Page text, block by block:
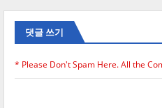
댓글 쓰기
* Please Don't Spam Here. All the